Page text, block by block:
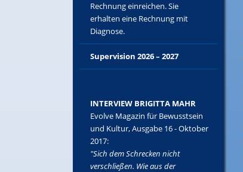
Rechnung einreichen. Sie
erhalten eine Rechnung mit
Diagnose.
Supervision 2026 – 2027
INTERVIEW BRIGITTA MAHR
Evolve Magazin für Bewusstsein
und Kultur, Ausgabe 16 - Oktober
2017:
"Sich dem Schrecken nicht
verschließen. Wie aus der